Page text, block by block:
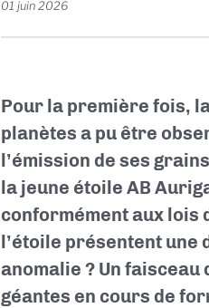
01 juin 2026
Pour la première fois,
planètes a pu être
l’émission de ses
la jeune étoile AB
conformément aux lois
l’étoile présentent une
anomalie ? Un
géantes en cours de